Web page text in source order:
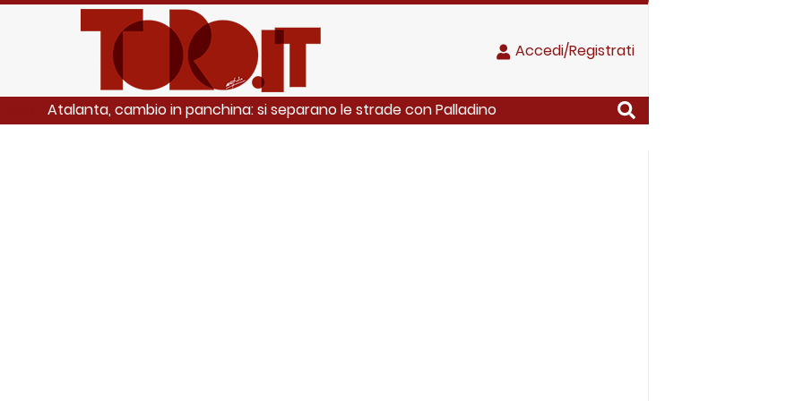
Accedi/Registrati
Atalanta, cambio in panchina: si separano le strade con Palladino